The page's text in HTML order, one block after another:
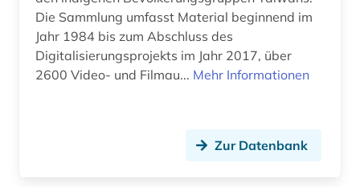
Die Sammlung umfasst Material beginnend im
Jahr 1984 bis zum Abschluss des
Digitalisierungsprojekts im Jahr 2017, über
2600 Video- und Filmau... Mehr Informationen
Zur Datenbank